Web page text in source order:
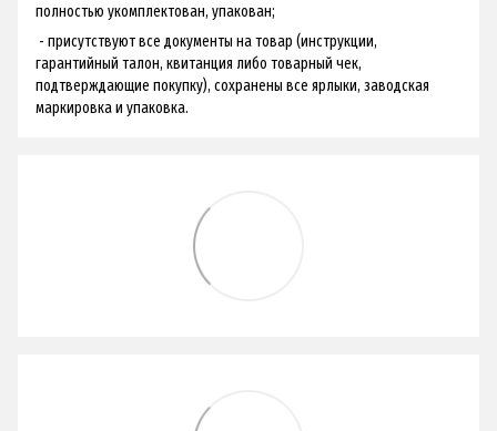
полностью укомплектован, упакован;
- присутствуют все документы на товар (инструкции,
гарантийный талон, квитанция либо товарный чек,
подтверждающие покупку), сохранены все ярлыки, заводская
маркировка и упаковка.